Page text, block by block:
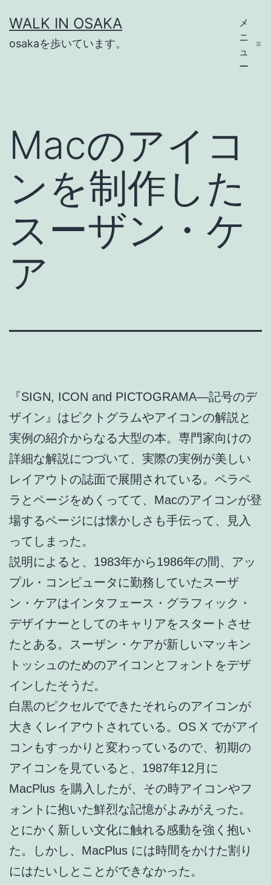
ン
テ
WALK IN OSAKA
osakaを歩いています。
メ
ニ
ュ
ー
Macのアイコ
ンを制作した
スーザン・ケ
ア
『SIGN, ICON and PICTOGRAMA―記号のデ
ザイン』はピクトグラムやアイコンの解説と
実例の紹介からなる大型の本。専門家向けの
詳細な解説につづいて、実際の実例が美しい
レイアウトの誌面で展開されている。ペラペ
ラとページをめくってて、Macのアイコンが登
場するページには懐かしさも手伝って、見入
ってしまった。
説明によると、1983年から1986年の間、アッ
プル・コンピュータに勤務していたスーザ
ン・ケアはインタフェース・グラフィック・
デザイナーとしてのキャリアをスタートさせ
たとある。スーザン・ケアが新しいマッキン
トッシュのためのアイコンとフォントをデザ
インしたそうだ。
白黒のピクセルでできたそれらのアイコンが
大きくレイアウトされている。OS X でがアイ
コンもすっかりと変わっているので、初期の
アイコンを見ていると、1987年12月に
MacPlus を購入したが、その時アイコンやフ
ォントに抱いた鮮烈な記憶がよみがえった。
とにかく新しい文化に触れる感動を強く抱い
た。しかし、MacPlus には時間をかけた割り
にはたいしとことができなかった。